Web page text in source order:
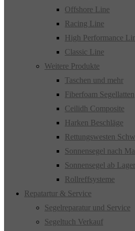
Offshore Line
Racing Line
High Performance
Classic Line
Weitere Produkte
Taschen und mehr
Fiberfoam Segellatten
Ceilidh Composite
Harken Beschläge
Rettungswesten
Sonnensegel nach
Sonnensegel ab Lager
Rollreffsysteme
Repatartur & Service
Segelreparatur und Service
Segeltuch Verkauf